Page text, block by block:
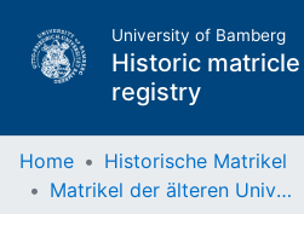
University of Bamberg
Historic matricle
registry
Home
Historische Matrikel
Matrikel der älteren Universität